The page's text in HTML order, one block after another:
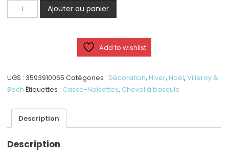
quantité
de
Casse-
Noisette
cheval
Ajouter au panier
Add to wishlist
UGS : 3593910065 Catégories :Décoration,Hiver,Noël,Villeroy &
Boch Étiquettes : Casse-Noisettes, Cheval à bascule
Description
Description